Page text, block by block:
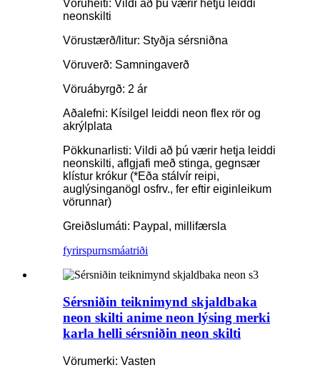
Vöruheiti: Vildi að þú værir hetju leiddi
neonskilti
Vörustærð/litur: Styðja sérsniðna
Vöruverð: Samningaverð
Vöruábyrgð: 2 ár
Aðalefni: Kísilgel leiddi neon flex rör og
akrýlplata
Pökkunarlisti: Vildi að þú værir hetja leiddi
neonskilti, aflgjafi með stinga, gegnsær
klístur krókur (*Eða stálvír reipi,
auglýsinganögl osfrv., fer eftir eiginleikum
vörunnar)
Greiðslumáti: Paypal, millifærsla
fyrirspurnsmáatriði
Sérsniðin teiknimynd skjaldbaka
neon skilti anime neon lýsing merki
karla helli sérsniðin neon skilti
Vörumerki: Vasten